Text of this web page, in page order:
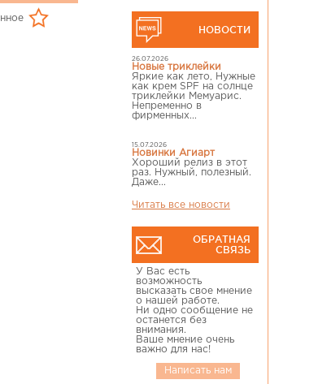
НОВОСТИ
26.07.2026
Новые триклейки
Яркие как лето, Нужные
как крем SPF на солнце
триклейки Мемуарис.
Непременно в
фирменных...
15.07.2026
Новинки Агиарт
Хороший релиз в этот
раз. Нужный, полезный.
Даже...
Читать все новости
ОБРАТНАЯ
СВЯЗЬ
У Вас есть
возможность
высказать свое мнение
о нашей работе.
Ни одно сообщение не
останется без
внимания.
Ваше мнение очень
важно для нас!
Написать нам